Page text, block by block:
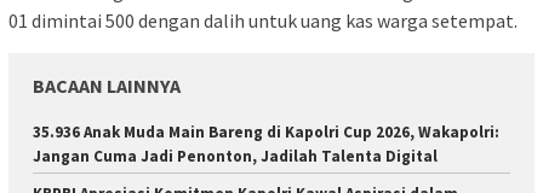
01 dimintai 500 dengan dalih untuk uang kas warga setempat.
BACAAN LAINNYA
35.936 Anak Muda Main Bareng di Kapolri Cup 2026, Wakapolri:
Jangan Cuma Jadi Penonton, Jadilah Talenta Digital